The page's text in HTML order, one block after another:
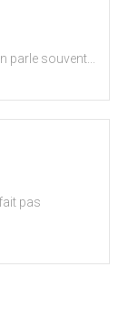
parle souvent...
pas